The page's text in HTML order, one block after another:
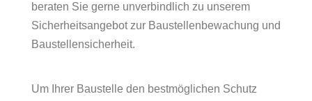
beraten Sie gerne unverbindlich zu unserem
Sicherheitsangebot zur Baustellenbewachung und
Baustellensicherheit.
Um Ihrer Baustelle den bestmöglichen Schutz